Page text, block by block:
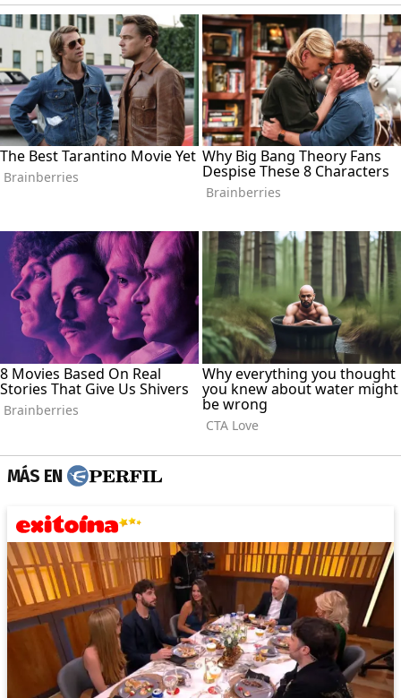
MÁS EN